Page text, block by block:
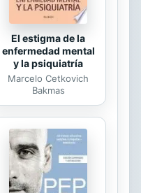
El estigma de la
enfermedad mental
y la psiquiatría
Marcelo Cetkovich
Bakmas